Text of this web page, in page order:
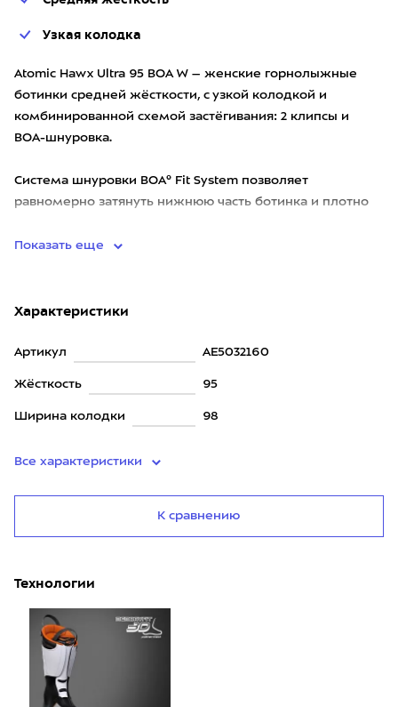
Узкая колодка
Atomic Hawx Ultra 95 BOA W – женские горнолыжные
ботинки средней жёсткости, с узкой колодкой и
комбинированной схемой застёгивания: 2 клипсы и
BOA-шнуровка.
Система шнуровки BOA® Fit System позволяет
равномерно затянуть нижнюю часть ботинка и плотно
Показать еще
Характеристики
Артикул AE5032160
Жёсткость 95
Ширина колодки 98
Все характеристики
К сравнению
Технологии